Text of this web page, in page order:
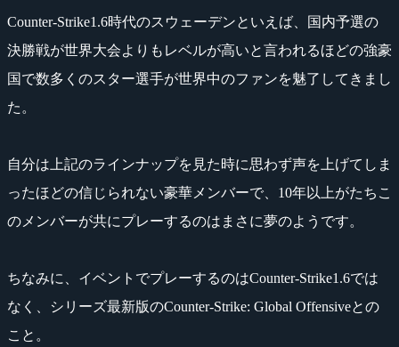
Counter-Strike1.6時代のスウェーデンといえば、国内予選の
決勝戦が世界大会よりもレベルが高いと言われるほどの強豪
国で数多くのスター選手が世界中のファンを魅了してきまし
た。
自分は上記のラインナップを見た時に思わず声を上げてしま
ったほどの信じられない豪華メンバーで、10年以上がたちこ
のメンバーが共にプレーするのはまさに夢のようです。
ちなみに、イベントでプレーするのはCounter-Strike1.6では
なく、シリーズ最新版のCounter-Strike: Global Offensiveとの
こと。